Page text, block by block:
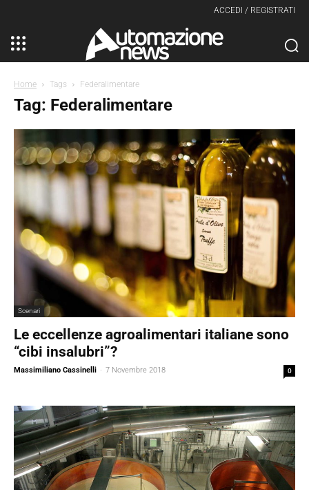
ACCEDI / REGISTRATI
Home Tags Federalimentare
Tag: Federalimentare
Scenari
Le eccellenze agroalimentari italiane sono
“cibi insalubri”?
Massimiliano Cassinelli - 7 Novembre 2018 0